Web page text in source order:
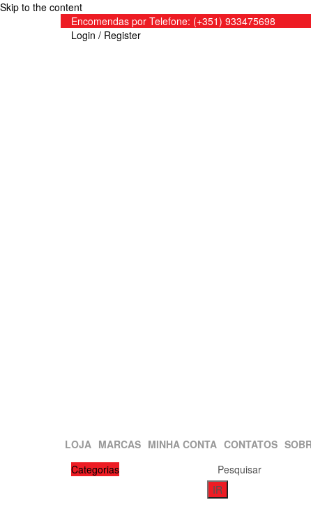
Skip to the content
Encomendas por Telefone: (+351) 933475698
Login / Register
LOJA MARCAS MINHA CONTA CONTATOS
Categorias
Pesquisar
IR